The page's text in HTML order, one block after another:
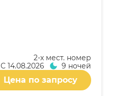
2-x мест. номер
С 14.08.2026 9 ночей
Цена по запросу